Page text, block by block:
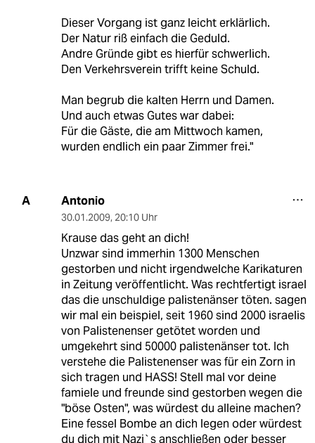
Dieser Vorgang ist ganz leicht erklärlich.
Der Natur riß einfach die Geduld.
Andre Gründe gibt es hierfür schwerlich.
Den Verkehrsverein trifft keine Schuld.
Man begrub die kalten Herrn und Damen.
Und auch etwas Gutes war dabei:
Für die Gäste, die am Mittwoch kamen,
wurden endlich ein paar Zimmer frei."
A Antonio
30.01.2009, 20:10 Uhr
Krause das geht an dich!
Unzwar sind immerhin 1300 Menschen
gestorben und nicht irgendwelche Karikaturen
in Zeitung veröffentlicht. Was rechtfertigt israel
das die unschuldige palistenänser töten. sagen
wir mal ein beispiel, seit 1960 sind 2000 israelis
von Palistenenser getötet worden und
umgekehrt sind 50000 palistenänser tot. Ich
verstehe die Palistenenser was für ein Zorn in
sich tragen und HASS! Stell mal vor deine
famiele und freunde sind gestorben wegen die
"böse Osten", was würdest du alleine machen?
Eine fessel Bombe an dich legen oder würdest
du dich mit Nazi`s anschließen oder besser